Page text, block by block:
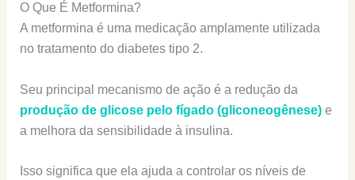
O Que É Metformina?
A metformina é uma medicação amplamente utilizada
no tratamento do diabetes tipo 2.
Seu principal mecanismo de ação é a redução da
produção de glicose pelo fígado (gliconeogênese)e
a melhora da sensibilidade à insulina.
Isso significa que ela ajuda a controlar os níveis de